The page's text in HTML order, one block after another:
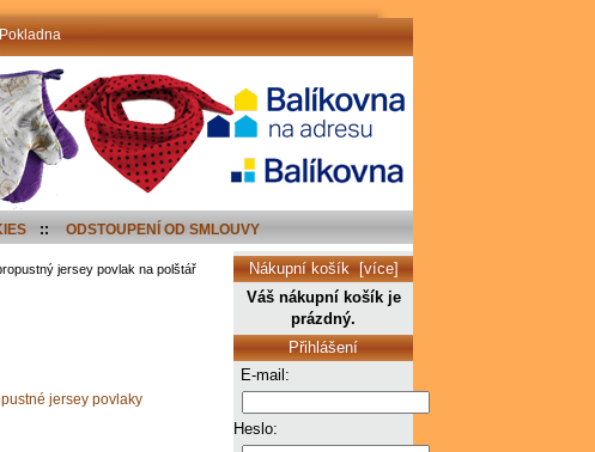
Pokladna
:: ODSTOUPENÍ OD SMLOUVY
jersey povlak na polštář
jersey povlaky
Nákupní košík [více]
Váš nákupní košík je
prázdný.
Přihlášení
E-mail:
Heslo: